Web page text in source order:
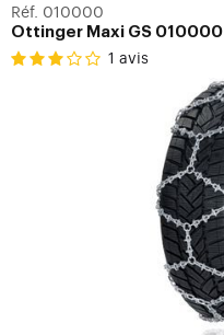
Réf. 010000
Ottinger Maxi GS 010000
1 avis